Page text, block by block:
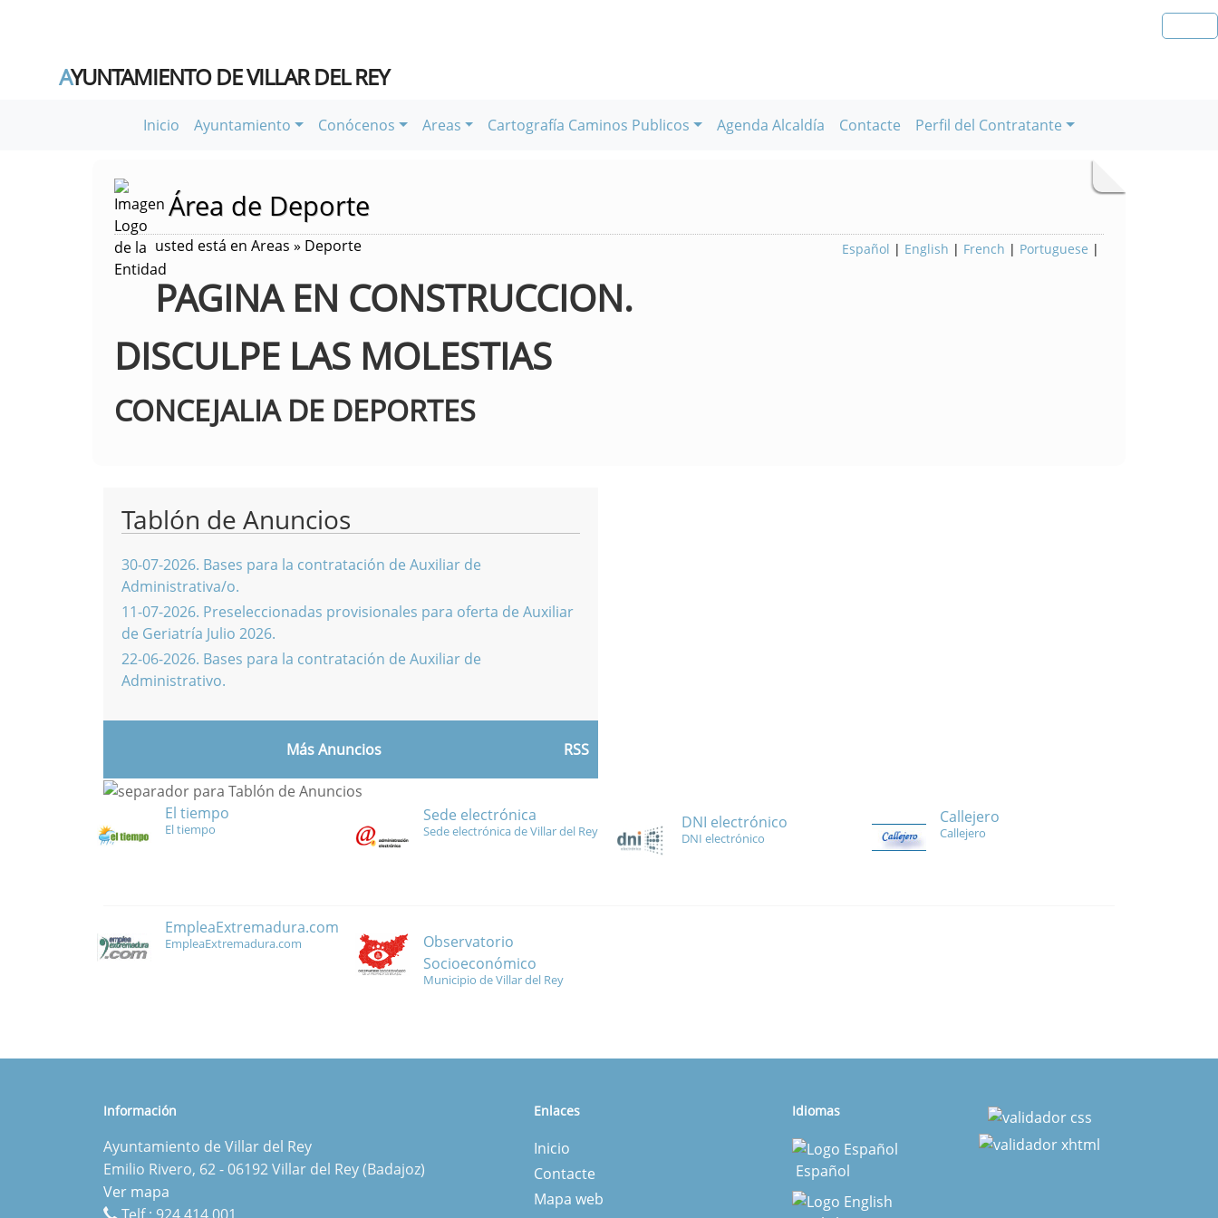
AYUNTAMIENTO DE VILLAR DEL REY
Inicio Ayuntamiento Conócenos Areas Cartografía Caminos Publicos Agenda Alcaldía Contacte Perfil del Contratante
Área de Deporte
Español | English | French | Portuguese |
usted está en Areas » Deporte
PAGINA EN CONSTRUCCION.
DISCULPE LAS MOLESTIAS
CONCEJALIA DE DEPORTES
Tablón de Anuncios
30-07-2026. Bases para la contratación de Auxiliar de
Administrativa/o.
11-07-2026. Preseleccionadas provisionales para oferta de Auxiliar
de Geriatría Julio 2026.
22-06-2026. Bases para la contratación de Auxiliar de
Administrativo.
Más Anuncios RSS
El tiempo
El tiempo
Sede electrónica
Sede electrónica de Villar del Rey DNI electrónico
DNI electrónico
Callejero
Callejero
EmpleaExtremadura.com
EmpleaExtremadura.com
Observatorio
Socioeconómico
Municipio de Villar del Rey
Información
Ayuntamiento de Villar del Rey
Emilio Rivero, 62 - 06192 Villar del Rey (Badajoz)
Ver mapa
Enlaces
Inicio
Contacte
Mapa web
Idiomas
Español